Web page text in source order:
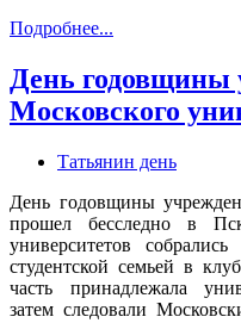
Подробнее...
День годовщины
Московского
Татьянин день
День годовщины
прошел бесследно в
университетов
студентской семьей в
часть принадлежала
затем следовали